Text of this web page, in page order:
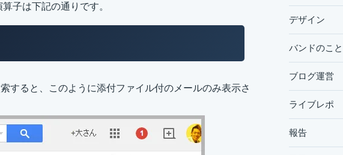
子は下記の通りです。
すると、このように添付ファイル付のメールのみ表示さ
デザイン
バンドのこと
ブログ運営
ライブレポ
報告